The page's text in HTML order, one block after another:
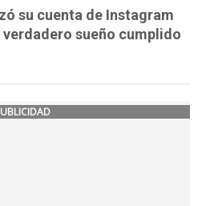
su cuenta de Instagram
sueño cumplido